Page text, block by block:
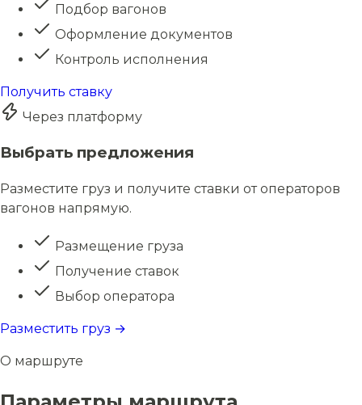
Подбор вагонов
Оформление документов
Контроль исполнения
Получить ставку
Через платформу
Выбрать предложения
Разместите груз и получите ставки от операторов
вагонов напрямую.
Размещение груза
Получение ставок
Выбор оператора
Разместить груз →
О маршруте